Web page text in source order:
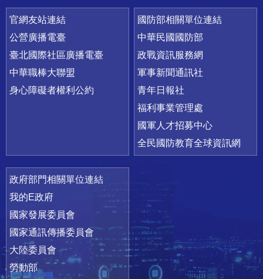
官網友站連結
公營廣播電臺
臺北國際社區廣播電臺
中華職棒大聯盟
身心障礙者權利公約
國防部相關單位連結
中華民國國防部
政戰資訊服務網
軍事新聞通訊社
青年日報社
福利事業管理處
國軍人才招募中心
全民國防教育全球資訊網
政府部門相關單位連結
我的E政府
國家發展委員會
國家通訊傳播委員會
大陸委員會
勞動部